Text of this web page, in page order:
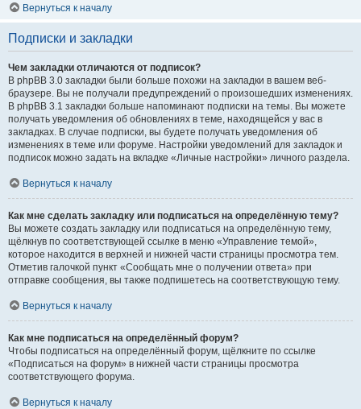
Вернуться к началу
Подписки и закладки
Чем закладки отличаются от подписок?
В phpBB 3.0 закладки были больше похожи на закладки в вашем веб-
браузере. Вы не получали предупреждений о произошедших изменениях.
В phpBB 3.1 закладки больше напоминают подписки на темы. Вы можете
получать уведомления об обновлениях в теме, находящейся у вас в
закладках. В случае подписки, вы будете получать уведомления об
изменениях в теме или форуме. Настройки уведомлений для закладок и
подписок можно задать на вкладке «Личные настройки» личного раздела.
Вернуться к началу
Как мне сделать закладку или подписаться на определённую тему?
Вы можете создать закладку или подписаться на определённую тему,
щёлкнув по соответствующей ссылке в меню «Управление темой»,
которое находится в верхней и нижней части страницы просмотра тем.
Отметив галочкой пункт «Сообщать мне о получении ответа» при
отправке сообщения, вы также подпишетесь на соответствующую тему.
Вернуться к началу
Как мне подписаться на определённый форум?
Чтобы подписаться на определённый форум, щёлкните по ссылке
«Подписаться на форум» в нижней части страницы просмотра
соответствующего форума.
Вернуться к началу